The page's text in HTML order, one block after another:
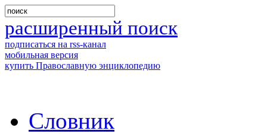
расширенный поиск
подписаться на rss-канал
мобильная версия
купить Православную энциклопедию
Словник